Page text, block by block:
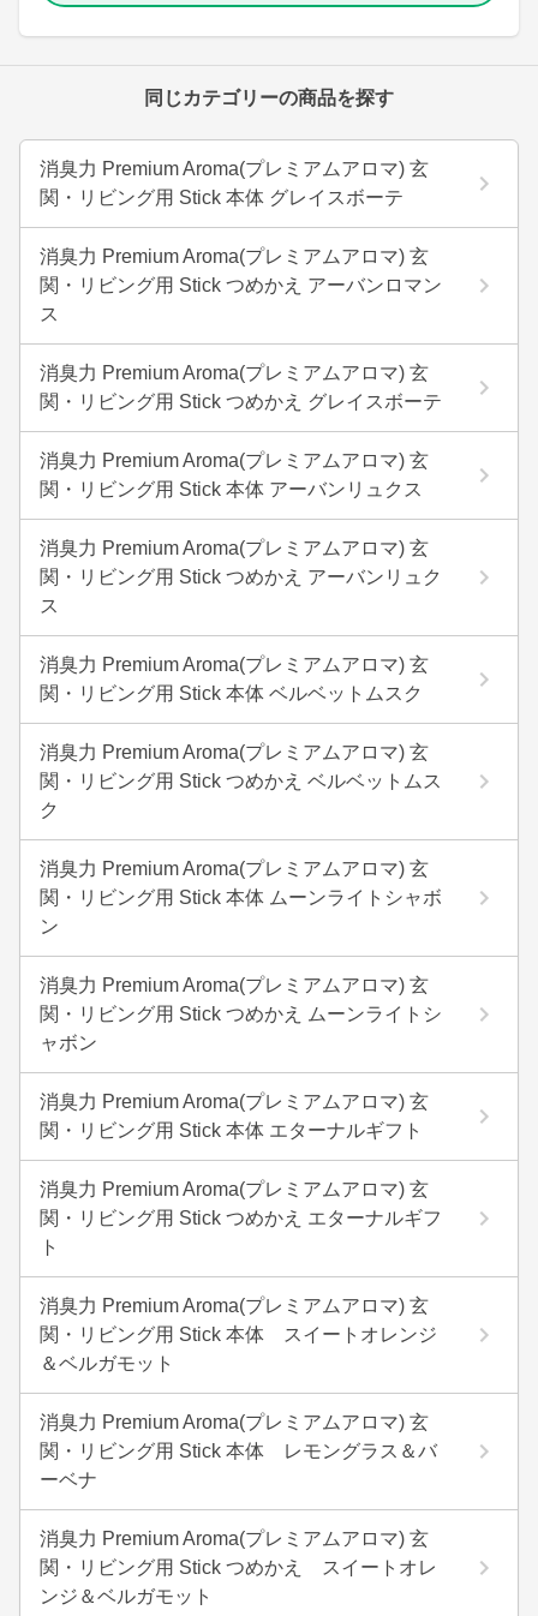
同じカテゴリーの商品を探す
消臭力 Premium Aroma(プレミアムアロマ) 玄
関・リビング用 Stick 本体 グレイスボーテ
消臭力 Premium Aroma(プレミアムアロマ) 玄
関・リビング用 Stick つめかえ アーバンロマン
ス
消臭力 Premium Aroma(プレミアムアロマ) 玄
関・リビング用 Stick つめかえ グレイスボーテ
消臭力 Premium Aroma(プレミアムアロマ) 玄
関・リビング用 Stick 本体 アーバンリュクス
消臭力 Premium Aroma(プレミアムアロマ) 玄
関・リビング用 Stick つめかえ アーバンリュク
ス
消臭力 Premium Aroma(プレミアムアロマ) 玄
関・リビング用 Stick 本体 ベルベットムスク
消臭力 Premium Aroma(プレミアムアロマ) 玄
関・リビング用 Stick つめかえ ベルベットムス
ク
消臭力 Premium Aroma(プレミアムアロマ) 玄
関・リビング用 Stick 本体 ムーンライトシャボ
ン
消臭力 Premium Aroma(プレミアムアロマ) 玄
関・リビング用 Stick つめかえ ムーンライトシ
ャボン
消臭力 Premium Aroma(プレミアムアロマ) 玄
関・リビング用 Stick 本体 エターナルギフト
消臭力 Premium Aroma(プレミアムアロマ) 玄
関・リビング用 Stick つめかえ エターナルギフ
ト
消臭力 Premium Aroma(プレミアムアロマ) 玄
関・リビング用 Stick 本体 スイートオレンジ
＆ベルガモット
消臭力 Premium Aroma(プレミアムアロマ) 玄
関・リビング用 Stick 本体 レモングラス＆バ
ーベナ
消臭力 Premium Aroma(プレミアムアロマ) 玄
関・リビング用 Stick つめかえ スイートオレ
ンジ＆ベルガモット